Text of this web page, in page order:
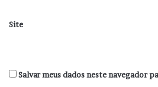
Site
Salvar meus dados neste navegador